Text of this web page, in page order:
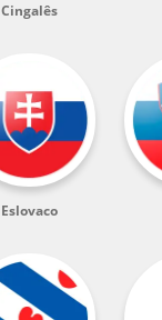
Cingalês
Eslovaco